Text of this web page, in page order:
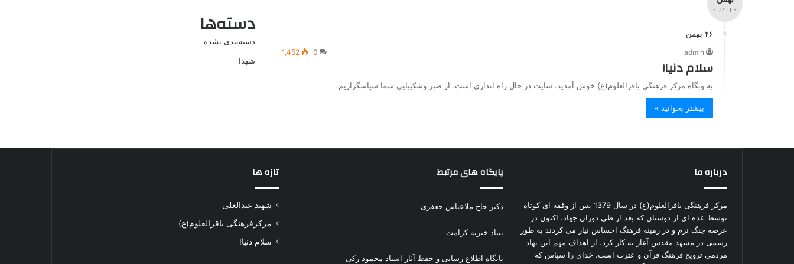
- ۱۴۰۱ -
۲۶ بهمن
admin
0
1,452
سلام دنیا!
به وبگاه مرکز فرهنگی باقرالعلوم(ع) خوش آمدید. سایت در حال راه اندازی است. از صبر وشکیبایی شما سپاسگزاریم.
بیشتر بخوانید »
دسته‌ها
دسته‌بندی نشده
شهدا
درباره ما
مرکز فرهنگی باقرالعلوم(ع) در سال 1379 پس از وقفه ای کوتاه
توسط عده ای از دوستان که بعد از طی دوران جهاد، اکنون در
عرصه جنگ نرم و در زمینه فرهنگ احساس نیاز می کردند به طور
رسمی در مشهد مقدس آغاز به کار کرد. از اهداف مهم این نهاد
مردمی ترویج فرهنگ قرآن و عترت است. خداي را سپاس كه
پایگاه های مرتبط
دکتر حاج ملاعباس جعفری
بنیاد خیریه کرامت
پایگاه اطلاع رسانی و حفظ آثار استاد محمود زکی
تازه ها
شهید عبدالعلی
مرکزفرهنگی باقرالعلوم(ع)
سلام دنیا!